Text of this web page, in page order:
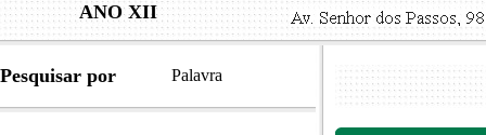
ANO XII
Pesquisar por Palavra